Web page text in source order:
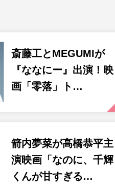
斎藤工とMEGUMIが
『ななにー』出演！映
画「零落」ト…
箭内夢菜が高橋恭平主
演映画「なのに、千輝
くんが甘すぎる…